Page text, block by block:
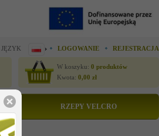
LOGOWANIE REJESTRACJA
W koszyku: 0 produktów
Kwota: 0,00 zł
RZEPY VELCRO